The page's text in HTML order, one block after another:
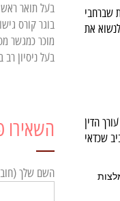
שברחבי
את
הדין
שכדאי
בעל תואר
בוגר קורס
מוכר כמגשר
בעל ניסיון רב
השאירו
השם שלך